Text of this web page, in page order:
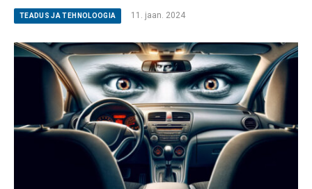
TEADUS JA TEHNOLOOGIA 11. jaan. 2024